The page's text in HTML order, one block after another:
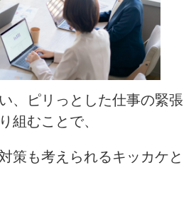
、ピリっとした仕事の緊張
組むことで、
策も考えられるキッカケと